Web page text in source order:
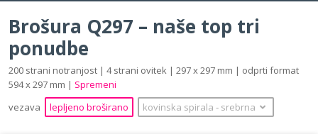
Q297 (297 x 297 mm)
Išči
Brošura Q297 – naše top tri
ponudbe
200 strani notranjost | 4 strani ovitek | 297 x 297 mm | odprti format
594 x 297 mm | Spremeni
vezava
lepljeno broširano kovinska spirala ‐ srebrna